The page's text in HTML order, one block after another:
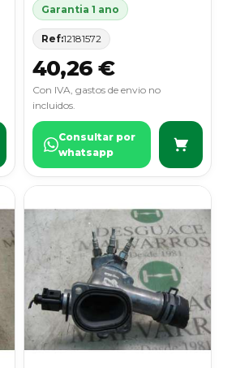
Garantia 1 ano
Ref:12181572
40,26 €
Con IVA, gastos de envio no
incluidos.
Consultar por
whatsapp